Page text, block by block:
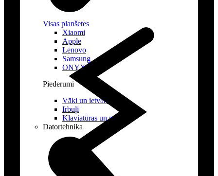
Visas planšetes
Xiaomi
Apple
Lenovo
Samsung
ONYX
Piederumi
Vāki un ietvari
Irbuļi
Klaviatūras un peles
Datortehnika